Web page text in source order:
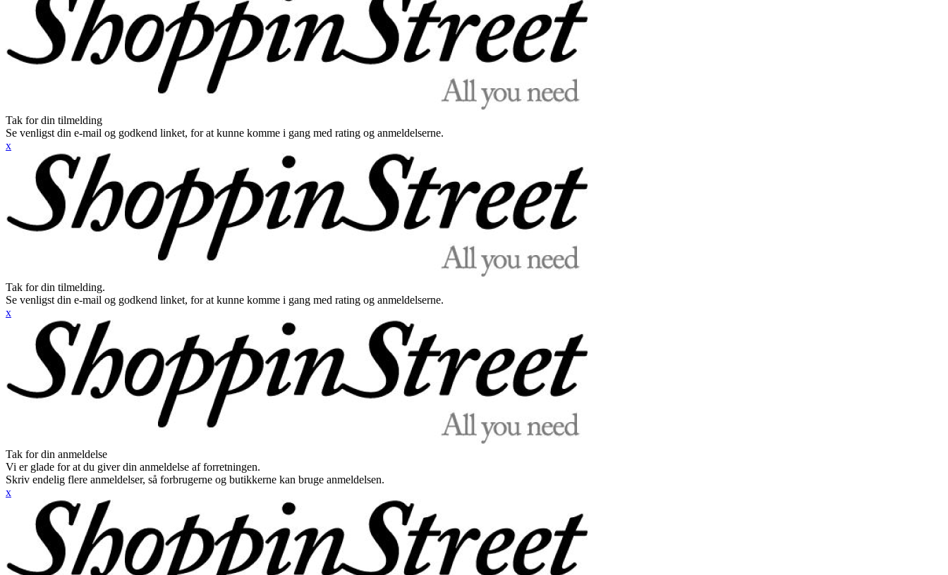
Tak for din tilmelding
Se venligst din e-mail og godkend linket, for at kunne komme i gang med rating og anmeldelserne.
x
Tak for din tilmelding.
Se venligst din e-mail og godkend linket, for at kunne komme i gang med rating og anmeldelserne.
x
Tak for din anmeldelse
Vi er glade for at du giver din anmeldelse af forretningen.
Skriv endelig flere anmeldelser, så forbrugerne og butikkerne kan bruge anmeldelsen.
x